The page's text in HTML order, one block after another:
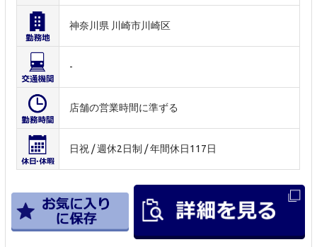
神奈川県 川崎市川崎区
-
店舗の営業時間に準ずる
日祝 / 週休2日制 / 年間休日117日